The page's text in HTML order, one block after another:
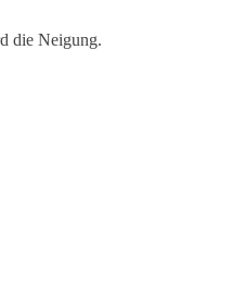
die Neigung.